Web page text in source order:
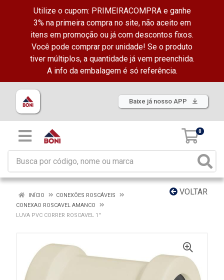
Utilize o cupom: PRIMEIRACOMPRA e ganhe
3% na primeira compra no site, não aceito em
itens em promoção ou já com descontos fixos.
Você pode comprar por unidade! Se o produto
tiver múltiplos, a quantidade já vem preenchida.
A info da embalagem é só referência.
Baixe já nosso APP
0
VOLTAR
INÍCIO
CONEXÕES ROSCÁVEIS
CONEXAO ROSCAVEL AMANCO
LUVA PVC CORRER ROSCAVEL 1''